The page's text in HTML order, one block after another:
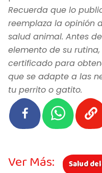
Recuerda que lo
reemplaza la opinión
salud animal. Antes
elemento de su
certificado para
que se adapte a las
tu perrito o gatito.
Ver Más: Salud